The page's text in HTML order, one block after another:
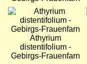
Bild
Athyrium
distentifolium -
Gebirgs-Frauenfarn